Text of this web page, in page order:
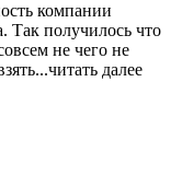
компании
Так получилось что
не чего не
далее